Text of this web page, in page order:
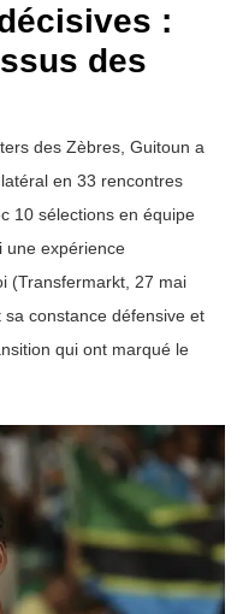
:
des
des Zèbres, Guitoun a
en 33 rencontres
10 sélections en équipe
une expérience
(Transfermarkt, 27 mai
sa constance défensive et
qui ont marqué le